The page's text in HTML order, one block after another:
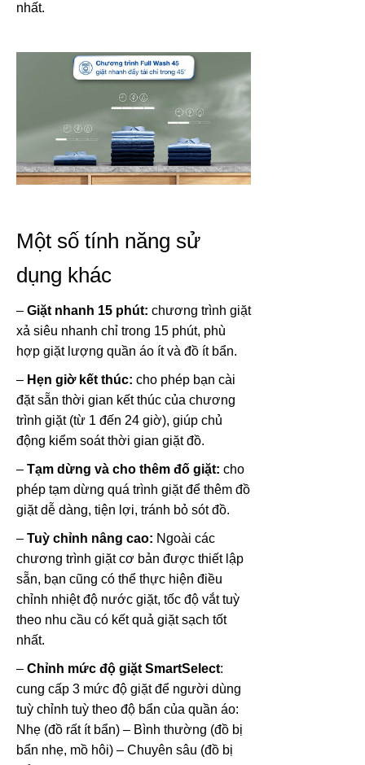
nhất.
Một số tính năng sử
dụng khác
– Giặt nhanh 15 phút: chương trình giặt
xả siêu nhanh chỉ trong 15 phút, phù
hợp giặt lượng quần áo ít và đồ ít bẩn.
– Hẹn giờ kết thúc: cho phép bạn cài
đặt sẵn thời gian kết thúc của chương
trình giặt (từ 1 đến 24 giờ), giúp chủ
động kiểm soát thời gian giặt đồ.
– Tạm dừng và cho thêm đố giặt: cho
phép tạm dừng quá trình giặt để thêm đồ
giặt dễ dàng, tiện lợi, tránh bỏ sót đồ.
– Tuỳ chỉnh nâng cao: Ngoài các
chương trình giặt cơ bản được thiết lập
sẵn, bạn cũng có thể thực hiện điều
chỉnh nhiệt độ nước giặt, tốc độ vắt tuỳ
theo nhu cầu có kết quả giặt sạch tốt
nhất.
– Chỉnh mức độ giặt SmartSelect:
cung cấp 3 mức độ giặt để người dùng
tuỳ chỉnh tuỳ theo độ bẩn của quần áo:
Nhẹ (đồ rất ít bẩn) – Bình thường (đồ bị
bẩn nhẹ, mồ hôi) – Chuyên sâu (đồ bị